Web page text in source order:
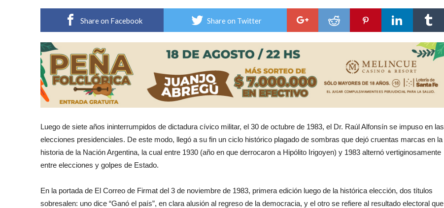
Share on Facebook Share on Twitter
Luego de siete años ininterrumpidos de dictadura cívico militar, el 30 de octubre de 1983, el Dr. Raúl Alfonsín se impuso en las
elecciones presidenciales. De este modo, llegó a su fin un ciclo histórico plagado de sombras que dejó cruentas marcas en la
historia de la Nación Argentina, la cual entre 1930 (año en que derrocaron a Hipólito Irigoyen) y 1983 alternó vertiginosamente
entre elecciones y golpes de Estado.
En la portada de El Correo de Firmat del 3 de noviembre de 1983, primera edición luego de la histórica elección, dos títulos
sobresalen: uno dice “Ganó el país”, en clara alusión al regreso de la democracia, y el otro se refiere al resultado electoral que